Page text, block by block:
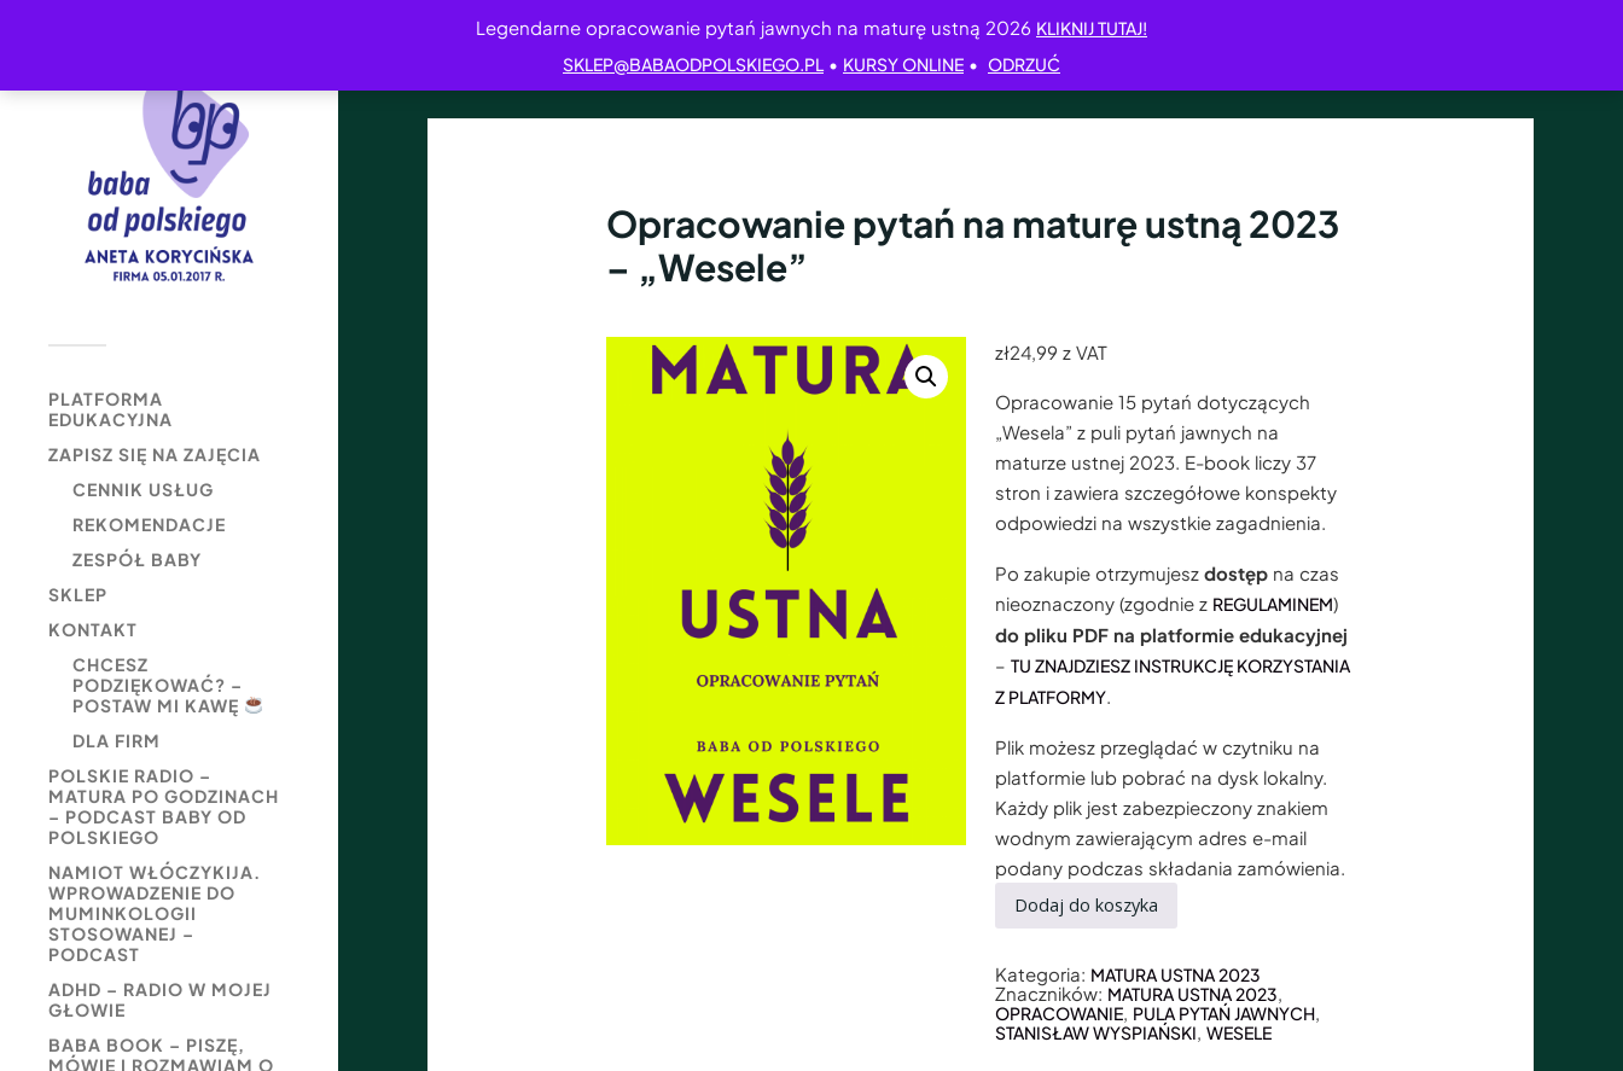
Legendarne opracowanie pytań jawnych na maturę ustną 2026 KLIKNIJ TUTAJ!
SKLEP@BABAODPOLSKIEGO.PL • KURSY ONLINE • ODRZUĆ
PLATFORMA
EDUKACYJNA
ZAPISZ SIĘ NA ZAJĘCIA
CENNIK USŁUG
REKOMENDACJE
ZESPÓŁ BABY
SKLEP
KONTAKT
CHCESZ
PODZIĘKOWAĆ? –
POSTAW MI KAWĘ
DLA FIRM
POLSKIE RADIO –
MATURA PO GODZINACH
– PODCAST BABY OD
POLSKIEGO
NAMIOT WŁÓCZYKIJA.
WPROWADZENIE DO
MUMINKOLOGII
STOSOWANEJ –
PODCAST
ADHD – RADIO W MOJEJ
GŁOWIE
BABA BOOK – PISZĘ,
MÓWIĘ I ROZMAWIAM O
Opracowanie pytań na maturę ustną 2023
– „Wesele”
zł24,99 z VAT
Opracowanie 15 pytań dotyczących
„Wesela” z puli pytań jawnych na
maturze ustnej 2023. E-book liczy 37
stron i zawiera szczegółowe konspekty
odpowiedzi na wszystkie zagadnienia.
Po zakupie otrzymujeszdostęp na czas
nieoznaczony (zgodnie z REGULAMINEM)
do pliku PDF na platformie edukacyjnej
–TU ZNAJDZIESZ INSTRUKCJĘ KORZYSTANIA
Z PLATFORMY
Plik możesz przeglądać w czytniku na
platformie lub pobrać na dysk lokalny.
Każdy plik jest zabezpieczony znakiem
wodnym zawierającym adres e-mail
podany podczas składania zamówienia.
Dodaj do koszyka
Kategoria: MATURA USTNA 2023
Znaczników: MATURA USTNA 2023,
OPRACOWANIE, PULA PYTAŃ JAWNYCH,
STANISŁAW WYSPIAŃSKI,WESELE